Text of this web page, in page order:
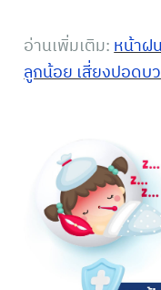
อ่านเพิ่มเติม:หน้าฝ
ลูกน้อย เสี่ยงปอดบ